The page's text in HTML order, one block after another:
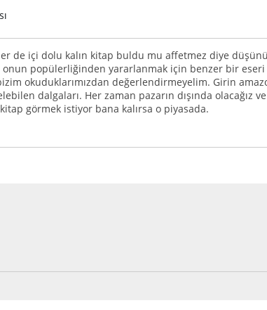
de içi dolu kalın kitap buldu mu affetmez diye
onun popülerliğinden yararlanmak için benzer bir eseri
okuduklarımızdan değerlendirmeyelim. Girin
dalgaları. Her zaman pazarın dışında olacağız
görmek istiyor bana kalırsa o piyasada.